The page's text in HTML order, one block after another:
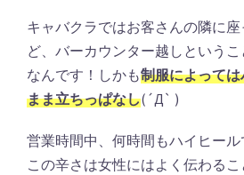
キャバクラではお客さんの隣に
ど、バーカウンター越しという
なんです！しかも制服によって
まま立ちっぱなし(´Д` )
営業時間中、何時間もハイヒール
この辛さは女性にはよく伝わるこ